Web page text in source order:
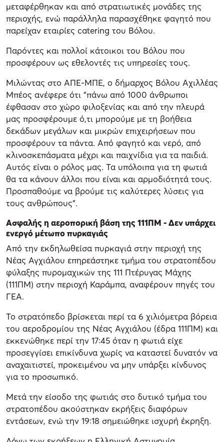
μεταφέρθηκαν και από στρατιωτικές μονάδες της
περιοχής, ενώ παράλληλα παρασχέθηκε φαγητό που
παρείχαν εταιρίες catering του Βόλου.
Παρόντες και πολλοί κάτοικοι του Βόλου που
προσφέρουν ως εθελοντές τις υπηρεσίες τους.
Μιλώντας στο ΑΠΕ-ΜΠΕ, ο δήμαρχος Βόλου Αχιλλέας
Μπέος ανέφερε ότι "πάνω από 1000 άνθρωποι
έφθασαν στο χώρο φιλοξενίας και από την πλευρά
μας προσφέρουμε ό,τι μπορούμε με τη βοήθεια
δεκάδων μεγάλων και μικρών επιχειρήσεων που
προσφέρουν τα πάντα. Από φαγητό και νερό, από
κλινοσκεπάσματα μέχρι και παιχνίδια για τα παιδιά.
Αυτός είναι ο ρόλος μας. Τα υπόλοιπα για τη φωτιά
θα τα κάνουν άλλοι που είναι και αρμοδιότητά τους.
Προσπαθούμε να βρούμε τις καλύτερες λύσεις για
τους ανθρώπους".
Ασφαλής η αεροπορική βάση της 111ΠΜ - Δεν υπάρχει
ενεργό μέτωπο πυρκαγιάς
Από την εκδηλωθείσα πυρκαγιά στην περιοχή της
Νέας Αγχιάλου επηρεάστηκε τμήμα του στρατοπέδου
φύλαξης πυρομαχικών της 111 Πτέρυγας Μάχης
(111ΠΜ) στην περιοχή Καράμπα, αναφέρουν πηγές του
ΓΕΑ.
Το στρατόπεδο βρίσκεται περί τα 6 χιλιόμετρα βόρεια
του αεροδρομίου της Νέας Αγχιάλου (έδρα 111ΠΜ) και
εκκενώθηκε περί την 17:45 όταν η φωτιά είχε
προσεγγίσει επικίνδυνα χωρίς να καταστεί δυνατόν να
αναχαιτιστεί, προκειμένου να μην υπάρξει κίνδυνος
για το προσωπικό.
Μετά την είσοδο της φωτιάς στο δυτικό τμήμα του
στρατοπέδου ακούστηκαν εκρήξεις διαφόρων
εντάσεων, ενώ την 19:18 σημειώθηκε ισχυρή έκρηξη.